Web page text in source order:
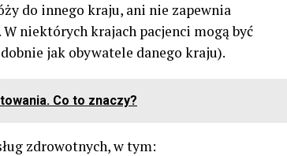
do innego kraju, ani nie zapewnia
niektórych krajach pacjenci mogą być
jak obywatele danego kraju).
Co to znaczy?
zdrowotnych, w tym: